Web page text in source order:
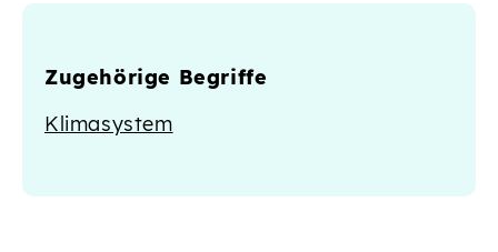
Zugehörige Begriffe
Klimasystem